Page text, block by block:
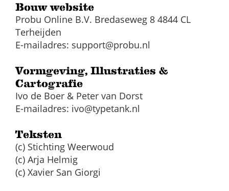
Bouw website
Probu Online B.V. Bredaseweg 8 4844 CL
Terheijden
E-mailadres: support@probu.nl
Vormgeving, Illustraties &
Cartografie
Ivo de Boer & Peter van Dorst
E-mailadres: ivo@typetank.nl
Teksten
(c) Stichting Weerwoud
(c) Arja Helmig
(c) Xavier San Giorgi